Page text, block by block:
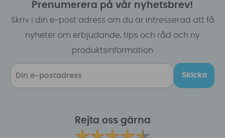
Prenumerera på vår nyhetsbrev!
Skriv i din e-post adress om du är intresserad att få
nyheter om erbjudande, tips och råd och ny
produktsinformation
Skicka
Rejta oss gärna